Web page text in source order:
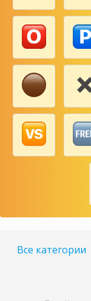
Все категории